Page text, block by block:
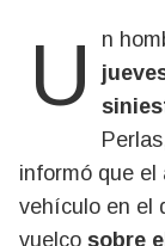
Un
informó que el
vehículo en el
vuelco sobre